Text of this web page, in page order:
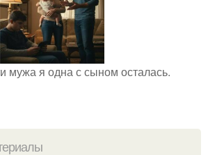
мужа я одна с сыном осталась.